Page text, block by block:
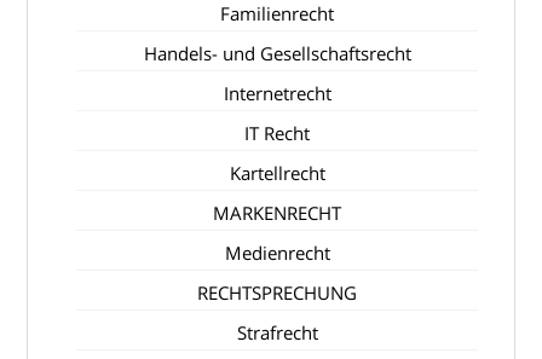
Familienrecht
Handels- und Gesellschaftsrecht
Internetrecht
IT Recht
Kartellrecht
MARKENRECHT
Medienrecht
RECHTSPRECHUNG
Strafrecht